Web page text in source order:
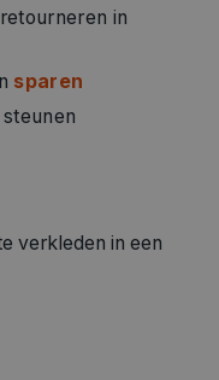
in
sparen
verkleden in een